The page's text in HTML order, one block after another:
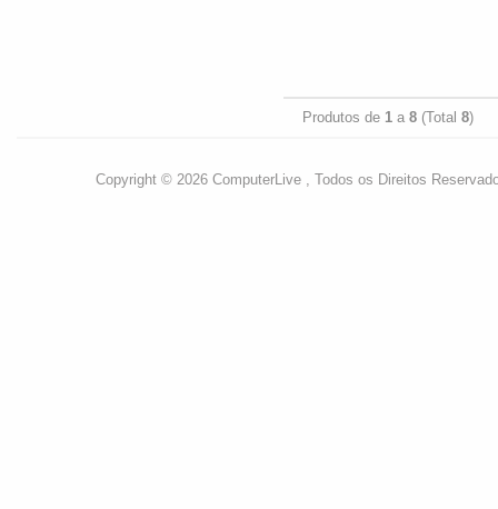
Produtos de 1 a 8 (Total 8)
Copyright © 2026 ComputerLive , Todos os Direitos